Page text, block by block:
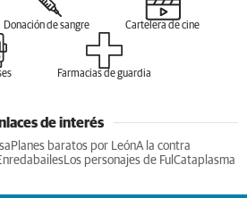
Donación de sangre Cartelera de cine
Farmacias de guardia
de interés
Planes baratos por LeónA la contra
Los personajes de Ful Cataplasma